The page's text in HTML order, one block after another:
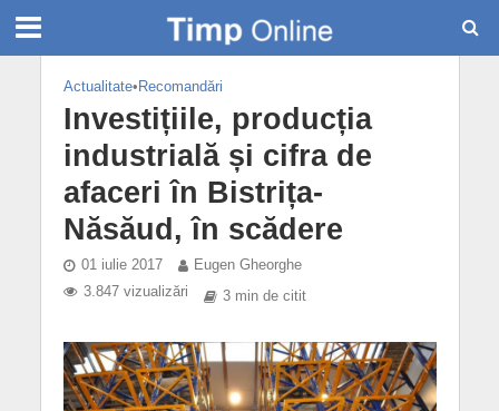
Actualitate• Recomandări
Investițiile, producția
industrială și cifra de
afaceri în Bistrița-
Năsăud, în scădere
01 iulie 2017
Eugen Gheorghe
3.847 vizualizări
3 min de citit